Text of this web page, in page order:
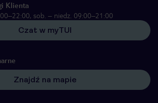
Klienta
sob. – niedz. 09:00–21:00
Czat w myTUI
Znajdź na mapie